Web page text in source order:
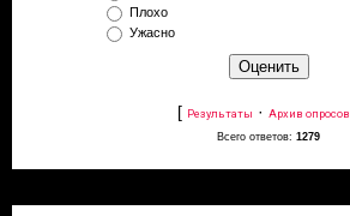
Плохо
Ужасно
[ Результаты · Архив опросов
Всего ответов: 1279